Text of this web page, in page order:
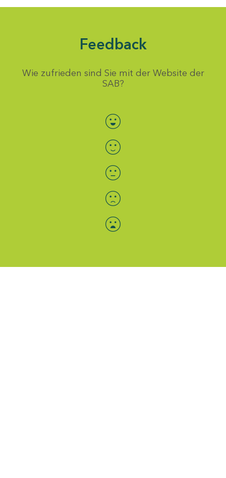
Feedback
Wie zufrieden sind Sie mit der Website der
SAB?
Bewertung auswählen